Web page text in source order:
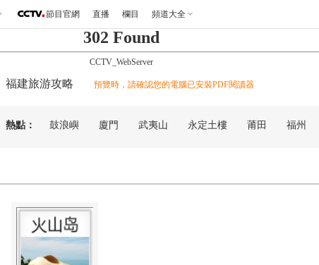
節目官網 直播 欄目 頻道大全
302 Found
CCTV_WebServer
福建旅游攻略 預覽時，請確認您的電腦已安裝PDF閱讀器
熱點： 鼓浪嶼 廈門 武夷山 永定土樓 莆田 福州